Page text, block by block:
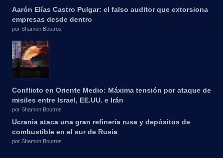
Aarón Elías Castro Pulgar: el falso auditor que extorsiona
empresas desde dentro
por Shamon Boutros
Conflicto en Oriente Medio: Máxima tensión por ataque de
misiles entre Israel, EE.UU. e Irán
por Shamon Boutros
Ucrania ataca una gran refinería rusa y depósitos de
combustible en el sur de Rusia
por Shamon Boutros